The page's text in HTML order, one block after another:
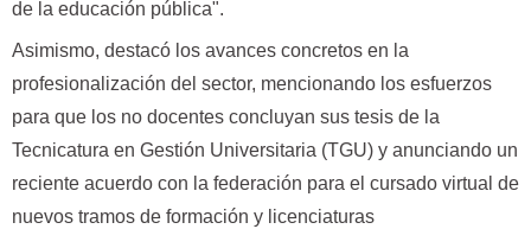
de la educación pública".
Asimismo, destacó los avances concretos en la
profesionalización del sector, mencionando los esfuerzos
para que los no docentes concluyan sus tesis de la
Tecnicatura en Gestión Universitaria (TGU) y anunciando un
reciente acuerdo con la federación para el cursado virtual de
nuevos tramos de formación y licenciaturas